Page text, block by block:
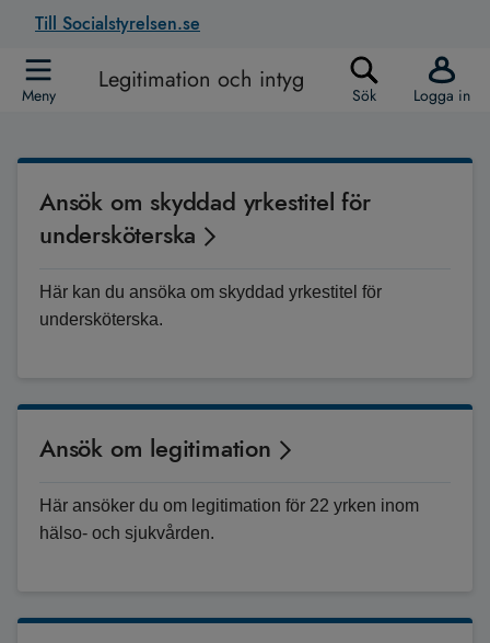
Till Socialstyrelsen.se
Meny Legitimation och intyg Sök Logga in
Ansök om skyddad yrkestitel för
undersköterska
Här kan du ansöka om skyddad yrkestitel för
undersköterska.
Ansök om legitimation
Här ansöker du om legitimation för 22 yrken inom
hälso- och sjukvården.